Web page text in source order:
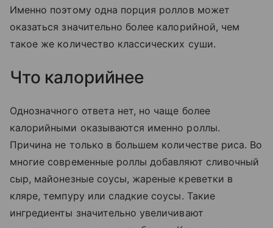
Именно поэтому одна порция роллов может
оказаться значительно более калорийной, чем
такое же количество классических суши.
Что калорийнее
Однозначного ответа нет, но чаще более
калорийными оказываются именно роллы.
Причина не только в большем количестве риса. Во
многие современные роллы добавляют сливочный
сыр, майонезные соусы, жареные креветки в
кляре, темпуру или сладкие соусы. Такие
ингредиенты значительно увеличивают